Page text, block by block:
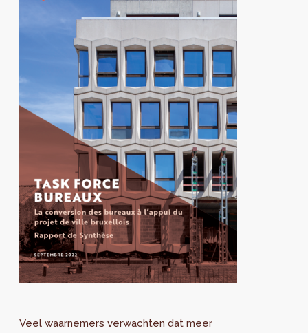
Veel waarnemers verwachten dat meer